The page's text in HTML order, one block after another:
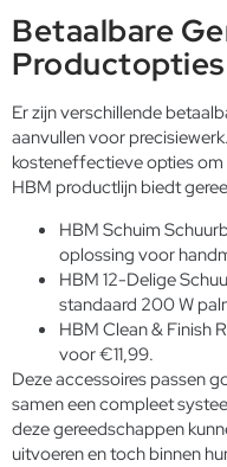
Betaalbare
Productopties
Er zijn verschillende
aanvullen voor
kosteneffectieve opties
HBM productlijn biedt
HBM Schuim
oplossing voor
HBM 12-Delige
standaard 200 W
HBM Clean & Finish
voor €11,99.
Deze accessoires passen
samen een compleet
deze gereedschappen
uitvoeren en toch binnen